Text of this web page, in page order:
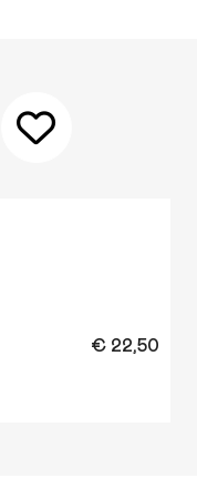
€ 22,50